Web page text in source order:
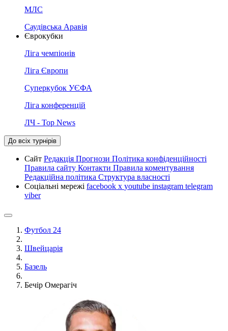
МЛС
Саудівська Аравія
Єврокубки
Ліга чемпіонів
Ліга Європи
Суперкубок УЄФА
Ліга конференцій
ЛЧ - Top News
До всіх турнірів
Сайт Редакція Прогнози Політика конфіденційності
Правила сайту Контакти Правила коментування
Редакційна політика Структура власності
Соціальні мережі facebook x youtube instagram telegram
viber
Футбол 24
Швейцарія
Базель
Бечір Омерагіч